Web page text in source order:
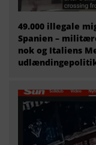
49.000 illegale
Spanien –
nok og Italiens